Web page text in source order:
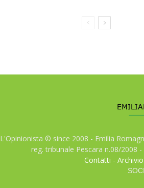
L'Opinionista © since 2008 - Emilia
reg. tribunale Pescara n.08/2008
Contatti -